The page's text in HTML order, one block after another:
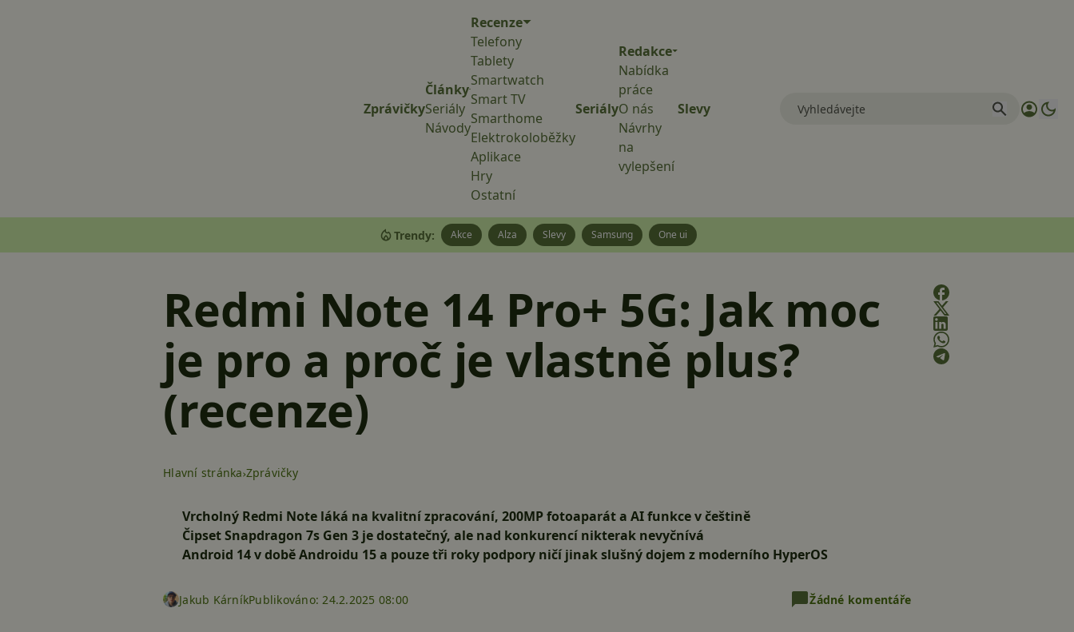
Zprávičky
Články
Seriály
Návody
Recenze
Telefony
Tablety
Smartwatch
Smart TV
Smarthome
Elektrokoloběžky
Aplikace
Hry
Ostatní
Seriály
Redakce
Nabídka
práce
O nás
Návrhy
na
vylepšení
Slevy
Trendy: Akce Alza Slevy Samsung One ui
Redmi Note 14 Pro+ 5G: Jak moc
je pro a proč je vlastně plus?
(recenze)
Hlavní stránka Zprávičky
Vrcholný Redmi Note láká na kvalitní zpracování, 200MP fotoaparát a AI funkce v češtině
Čipset Snapdragon 7s Gen 3 je dostatečný, ale nad konkurencí nikterak nevyčnívá
Android 14 v době Androidu 15 a pouze tři roky podpory ničí jinak slušný dojem z moderního HyperOS
Jakub KárníkPublikováno: 24.2.2025 08:00 Žádné komentáře